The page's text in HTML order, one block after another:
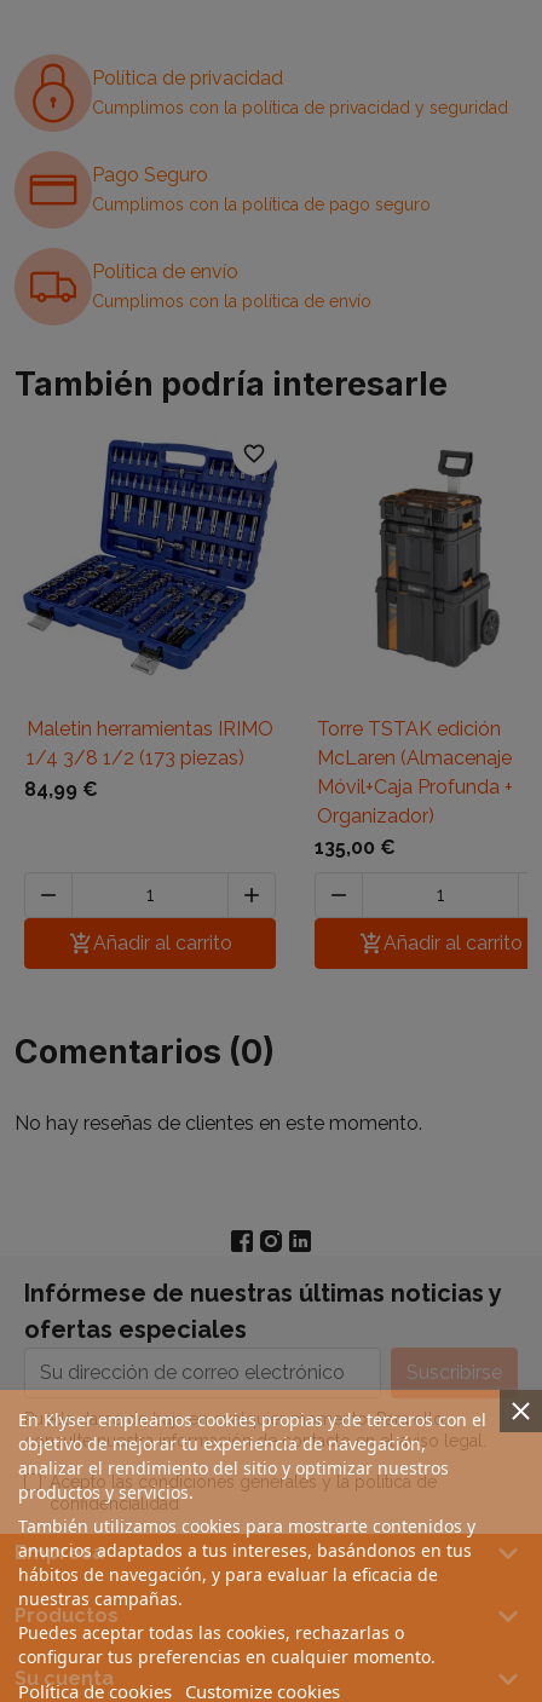
Política de privacidad
Cumplimos con la política de privacidad y seguridad
Pago Seguro
Cumplimos con la política de pago seguro
Política de envío
Cumplimos con la política de envío
También podría interesarle
favorite_border
Maletin herramientas IRIMO
1/4 3/8 1/2 (173 piezas)
84,99 €


Añadir al carrito
Torre TSTAK edición
McLaren (Almacenaje
Móvil+Caja Profunda +
Organizador)
135,00 €

Añadir al carrito
Comentarios (0)
No hay reseñas de clientes en este momento.
Infórmese de nuestras últimas noticias y
ofertas especiales
Puede darse de baja en cualquier momento. Para ello,
consulte nuestra información de contacto en el aviso legal.
Acepto las condiciones generales y la política de
confidencialidad
Empresa keyboard_arrow_down
Productos keyboard_arrow_down
Su cuenta keyboard_arrow_down
En Klyser empleamos cookies propias y de terceros con el
objetivo de mejorar tu experiencia de navegación,
analizar el rendimiento del sitio y optimizar nuestros
productos y servicios.
También utilizamos cookies para mostrarte contenidos y
anuncios adaptados a tus intereses, basándonos en tus
hábitos de navegación, y para evaluar la eficacia de
nuestras campañas.
Puedes aceptar todas las cookies, rechazarlas o
configurar tus preferencias en cualquier momento.
Política de cookies Customize cookies